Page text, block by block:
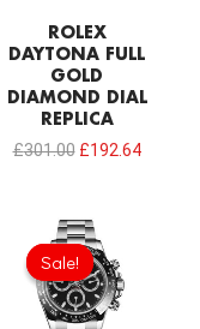
ROLEX
DAYTONA FULL
GOLD
DIAMOND DIAL
REPLICA
£301.00 £192.64
Sale!
Sale!
Original
price
was:
£258.00.